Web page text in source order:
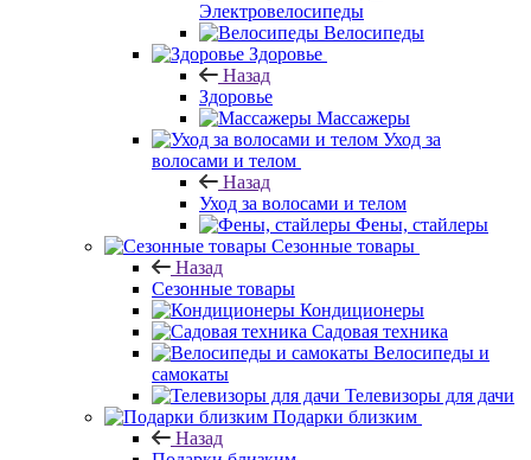
Электровелосипеды
Велосипеды
Здоровье
Назад
Здоровье
Массажеры
Уход за
волосами и телом
Назад
Уход за волосами и телом
Фены, стайлеры
Сезонные товары
Назад
Сезонные товары
Кондиционеры
Садовая техника
Велосипеды и
самокаты
Телевизоры для дачи
Подарки близким
Назад